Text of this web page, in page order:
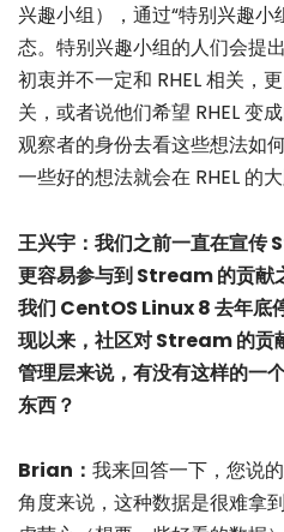
兴趣小组），通过“特别兴趣
态。特别兴趣小组的人们会提
初衷并不一定和 RHEL 相关，
关，或者说他们希望 RHEL 变
观察者的身份去看这些想法如
一些好的想法就会在 RHEL 的大
王兴宇：我们之前一直在宣传
更容易参与到 Stream 的贡献
我们 CentOS Linux 8 去年底
现以来，社区对 Stream 的贡
管理层来说，有没有这样的一
东西？
Brian： 我来回答一下，您说
角度来说，这种数据是很难拿